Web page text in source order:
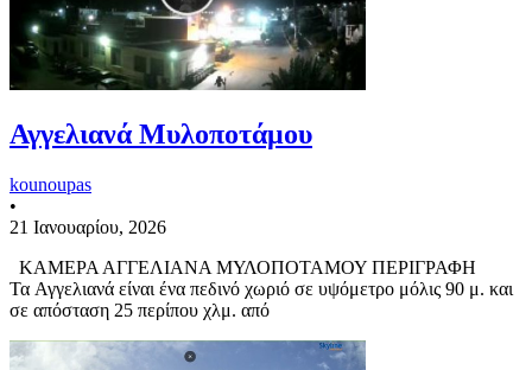
Αγγελιανά Μυλοποτάμου
kounoupas
•
21 Ιανουαρίου, 2026
ΚΑΜΕΡΑ ΑΓΓΕΛΙΑΝΑ ΜΥΛΟΠΟΤΑΜΟΥ ΠΕΡΙΓΡΑΦΗ
Τα Αγγελιανά είναι ένα πεδινό χωριό σε υψόμετρο μόλις 90 μ. και
σε απόσταση 25 περίπου χλμ. από